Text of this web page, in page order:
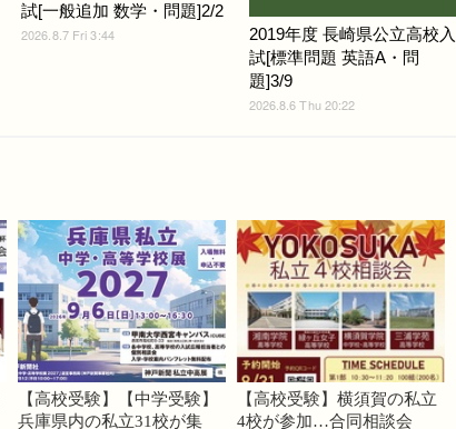
試[一般追加 数学・問題]2/2
2026.8.7 Fri 3:44
2019年度 長崎県公立高校入
試[標準問題 英語A・問
題]3/9
2026.8.6 Thu 20:22
【高校受験】【中学受験】
兵庫県内の私立31校が集
【高校受験】横須賀の私立
4校が参加…合同相談会